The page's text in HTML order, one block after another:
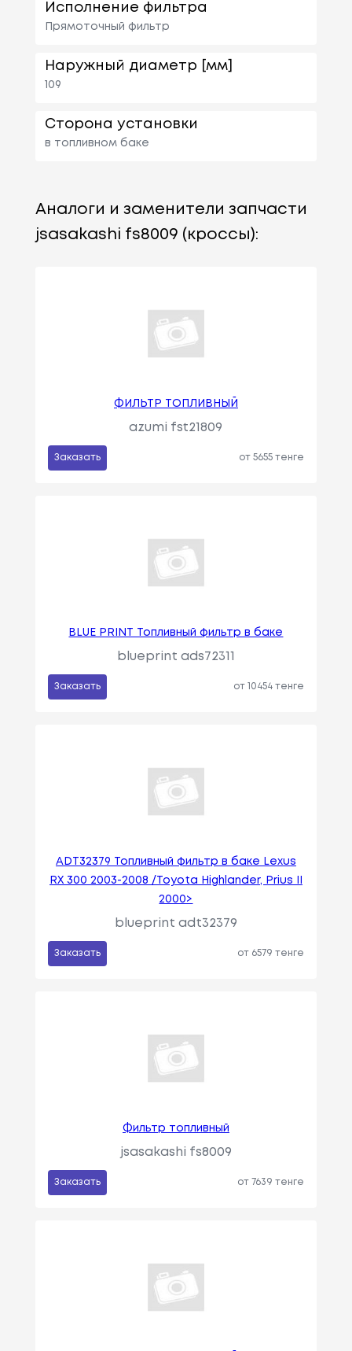
Исполнение фильтра
Прямоточный фильтр
Наружный диаметр [мм]
109
Сторона установки
в топливном баке
Аналоги и заменители запчасти
jsasakashi fs8009 (кроссы):
ФИЛЬТР ТОПЛИВНЫЙ
azumi fst21809
Заказать от 5655 тенге
BLUE PRINT Топливный фильтр в баке
blueprint ads72311
Заказать от 10454 тенге
ADT32379 Топливный фильтр в баке Lexus
RX 300 2003-2008 /Toyota Highlander, Prius II
2000>
blueprint adt32379
Заказать от 6579 тенге
Фильтр топливный
jsasakashi fs8009
Заказать от 7639 тенге